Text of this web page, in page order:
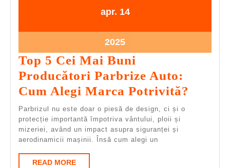
apr.14.04.2025
1414.04.2025
202514.04.2025
Top 5 Cei Mai Buni
Producători Parbrize Auto:
Cum Alegi Marca Potrivită?
Parbrizul nu este doar o piesă de design, ci și o
protecție importantă împotriva vântului, ploii și
mizeriei, având un impact asupra siguranței și
aerodinamicii mașinii. Însă cum alegi un
READ MOREREAD